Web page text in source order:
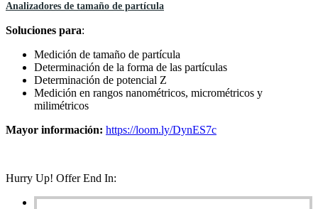
Analizadores de tamaño de partícula
Soluciones para:
Medición de tamaño de partícula
Determinación de la forma de las partículas
Determinación de potencial Z
Medición en rangos nanométricos, micrométricos y
milimétricos
Mayor información: https://loom.ly/DynES7c
Hurry Up! Offer End In: